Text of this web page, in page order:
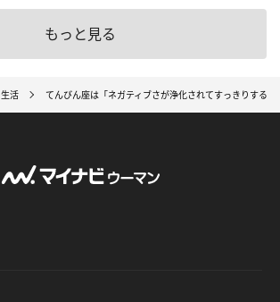
もっと見る
生活 てんびん座は「ネガティブさが浄化されてすっきりする